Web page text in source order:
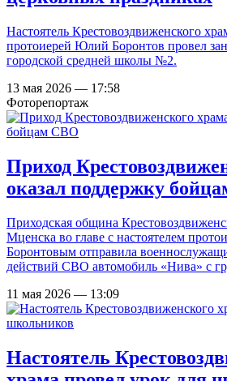
Настоятель Крестовоздвиженского
протоиерей Юлий Боронтов провел
городской средней школы №2.
13 мая 2026 — 17:58
Фоторепортаж
Приход
оказал поддержку
Приходская община
Мценска во главе с настоятелем
Боронтовым отправила
действий СВО автомобиль «Нива» с
11 мая 2026 — 13:09
Настоятель